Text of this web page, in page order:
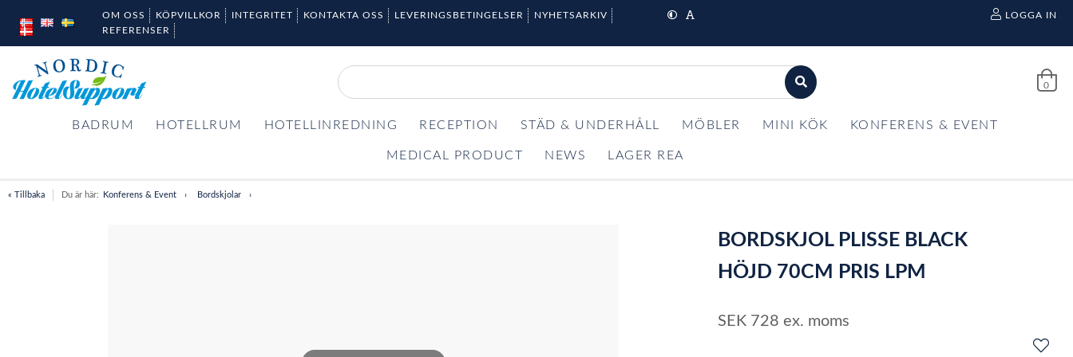
OM OSS KÖPVILLKOR INTEGRITET KONTAKTA OSS LEVERINGSBETINGELSER
NYHETSARKIV
REFERENSER
LOGGA IN
0
BADRUM HOTELLRUM HOTELLINREDNING RECEPTION STÄD & UNDERHÅLL MÖBLER MINI KÖK KONFERENS & EVENT
MEDICAL PRODUCT NEWS LAGER REA
« Tillbaka Du är här: Konferens & Event Bordskjolar
BORDSKJOL PLISSE BLACK
HÖJD 70CM PRIS LPM
SEK 728 ex. moms